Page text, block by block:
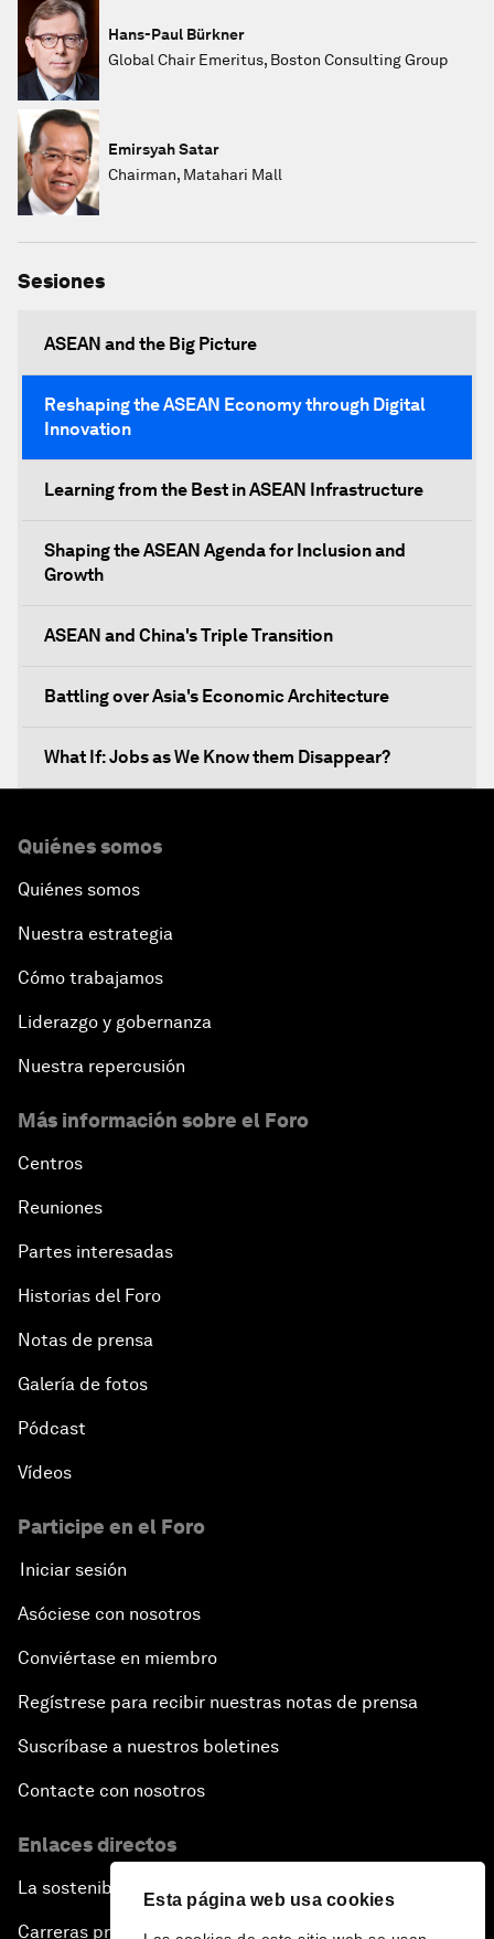
Esta página web usa cookies
Hans-Paul Bürkner
Global Chair Emeritus, Boston Consulting Group
Emirsyah Satar
Chairman, Matahari Mall
Sesiones
ASEAN and the Big Picture
Reshaping the ASEAN Economy through Digital
Innovation
Learning from the Best in ASEAN Infrastructure
Shaping the ASEAN Agenda for Inclusion and
Growth
ASEAN and China's Triple Transition
Battling over Asia's Economic Architecture
What If: Jobs as We Know them Disappear?
An Insight, an Idea with Michelle Yeoh
Closing Plenary
Quiénes somos
Quiénes somos
Nuestra estrategia
Cómo trabajamos
Liderazgo y gobernanza
Nuestra repercusión
Más información sobre el Foro
Centros
Reuniones
Partes interesadas
Historias del Foro
Notas de prensa
Galería de fotos
Pódcast
Vídeos
Participe en el Foro
Iniciar sesión
Asóciese con nosotros
Conviértase en miembro
Regístrese para recibir nuestras notas de prensa
Suscríbase a nuestros boletines
Contacte con nosotros
Enlaces directos
La sostenibilidad en el Foro
Carreras profesionales